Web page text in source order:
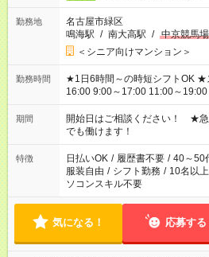
勤務地
名古屋市緑区
鳴海駅 / 南大高駅 / 中京競馬
＜シニア向けマンション＞
勤務時間
★1日6時間～の時短シフトOK ★スタート時間選べます！ 7:00～
16:00 9:00～17:00 11:00～19:00 など 残
場合、他のお仕事と合わせ週40
ん ※法令に基づき、週20時間以
となります ※労働者派遣法（日
短時間・短期間の就業はご案内
期間
開始日はご相談ください！ ★
でも働けます！
特徴 日払いOK / 履歴書不要 / 40～50
服装自由 / シフト勤務 / 10名以
ソコンスキル不要
気になる！ 応募する